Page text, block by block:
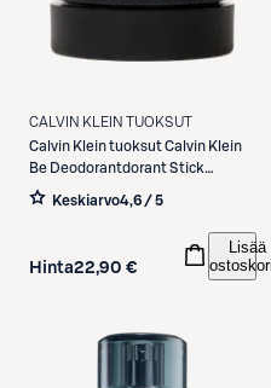
CALVIN KLEIN TUOKSUT
Calvin Klein tuoksutCalvin Klein
Be Deodorantdorant Stick
Deodorantdorantti 75 g
Keskiarvo4,6 / 5
Hinta22,90 €
Lisää